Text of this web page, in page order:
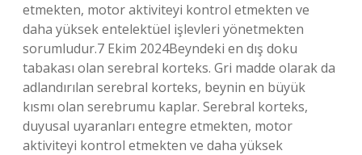
etmekten, motor aktiviteyi kontrol etmekten ve
daha yüksek entelektüel işlevleri yönetmekten
sorumludur.7 Ekim 2024Beyndeki en dış doku
tabakası olan serebral korteks. Gri madde olarak da
adlandırılan serebral korteks, beynin en büyük
kısmı olan serebrumu kaplar. Serebral korteks,
duyusal uyaranları entegre etmekten, motor
aktiviteyi kontrol etmekten ve daha yüksek